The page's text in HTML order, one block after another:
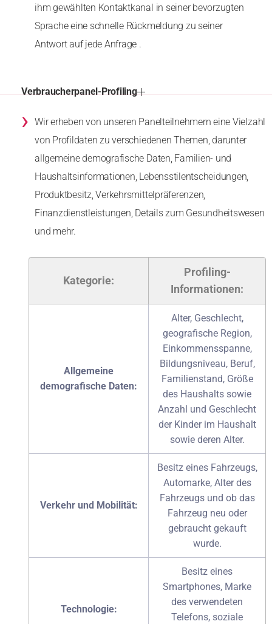
ihm gewählten Kontaktkanal in seiner bevorzugten
Sprache eine schnelle Rückmeldung zu seiner
Antwort auf jede Anfrage .
Verbraucherpanel-Profiling
› Wir erheben von unseren Panelteilnehmern eine Vielzahl
von Profildaten zu verschiedenen Themen, darunter
allgemeine demografische Daten, Familien- und
Haushaltsinformationen, Lebensstilentscheidungen,
Produktbesitz, Verkehrsmittelpräferenzen,
Finanzdienstleistungen, Details zum Gesundheitswesen
und mehr.
Kategorie:
Profiling-
Informationen:
Allgemeine
demografische Daten:
Alter, Geschlecht,
geografische Region,
Einkommensspanne,
Bildungsniveau, Beruf,
Familienstand, Größe
des Haushalts sowie
Anzahl und Geschlecht
der Kinder im Haushalt
sowie deren Alter.
Verkehr und Mobilität:
Besitz eines Fahrzeugs,
Automarke, Alter des
Fahrzeugs und ob das
Fahrzeug neu oder
gebraucht gekauft
wurde.
Technologie:
Besitz eines
Smartphones, Marke
des verwendeten
Telefons, soziale